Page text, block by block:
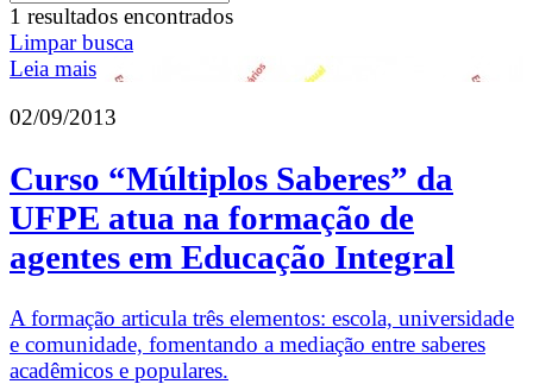
1 resultados encontrados
Limpar busca
Leia mais
02/09/2013
Curso “Múltiplos Saberes” da
UFPE atua na formação de
agentes em Educação Integral
A formação articula três elementos: escola, universidade
e comunidade, fomentando a mediação entre saberes
acadêmicos e populares.